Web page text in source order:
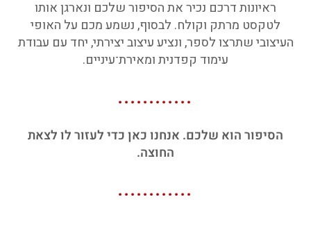
ראיונות דרכם נכיר את הסיפור שלכם ונארגן אותו
לטקסט מרתק וקולח. לבסוף, נשמע מכם על האופי
העיצובי שתרצו לספר, ונציע עיצוב יצירתי, יחד עם עבודת
עימוד קפדנית ומאירת־עיניים.
............
הסיפור הוא שלכם. אנחנו כאן כדי לעזור לו לצאת
החוצה.
............